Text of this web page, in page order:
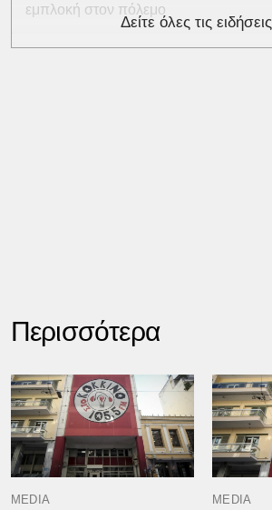
εμπλοκή στον πόλεμο
Δείτε όλες τις ειδήσεις
Περισσότερα
MEDIA MEDIA